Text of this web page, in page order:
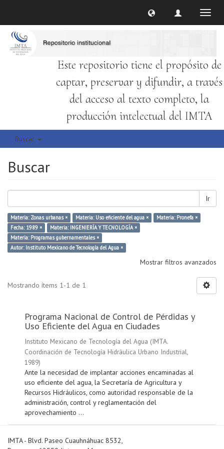
Este repositorio tiene el propósito de
captar, preservar y difundir, a través
del acceso al texto completo, la
producción intelectual del IMTA
Buscar
Buscar
Ir
Materia: Zonas urbanas × Materia: Uso eficiente del agua ×
Materia: Pronefa ×
Fecha: 1989 ×
Materia: INGENIERÍA Y TECNOLOGÍA ×
Materia: Programas gubernamentales ×
Autor: Instituto Mexicano de Tecnología del Agua ×
Mostrar filtros avanzados
Mostrando ítems 1-1 de 1
Programa Nacional de Control de Pérdidas y
Uso Eficiente del Agua en Ciudades
Instituto Mexicano de Tecnología del Agua (IMTA.
Coordinación de Tecnología Hidráulica Urbano Industrial,
1989)
Ante la necesidad de implantar acciones encaminadas al
uso eficiente del agua, la Secretaría de Agricultura y
Recursos Hidráulicos, como autoridad responsable de la
administración, control y reglamentación del
aprovechamiento ...
IMTA - Blvd. Paseo Cuauhnáhuac 8532,